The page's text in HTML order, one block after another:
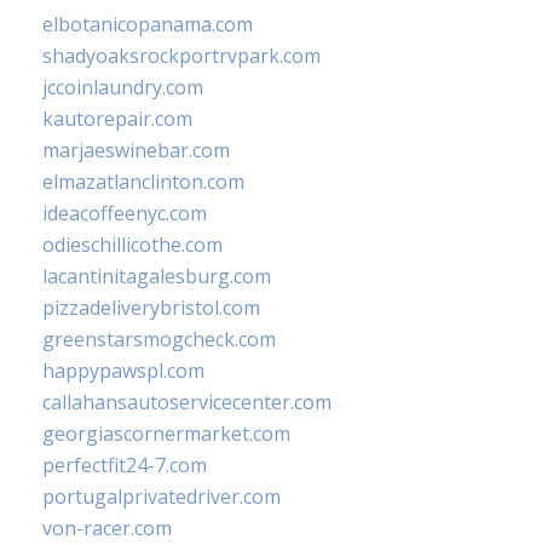
elbotanicopanama.com
shadyoaksrockportrvpark.com
jccoinlaundry.com
kautorepair.com
marjaeswinebar.com
elmazatlanclinton.com
ideacoffeenyc.com
odieschillicothe.com
lacantinitagalesburg.com
pizzadeliverybristol.com
greenstarsmogcheck.com
happypawspl.com
callahansautoservicecenter.com
georgiascornermarket.com
perfectfit24-7.com
portugalprivatedriver.com
von-racer.com